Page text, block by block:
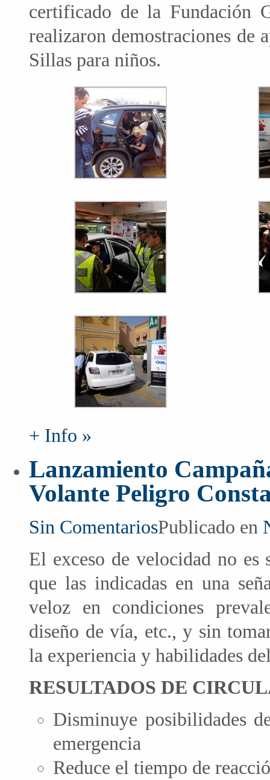
certificado de la Fundación
realizaron demostraciones de
Sillas para niños.
+ Info »
Lanzamiento
Volante Peligro
Sin ComentariosPublicado en
El exceso de velocidad no es
que las indicadas en una
veloz en condiciones
diseño de vía, etc., y sin
la experiencia y habilidades
RESULTADOS DE
Disminuye posibilidades
emergencia
Reduce el tiempo de